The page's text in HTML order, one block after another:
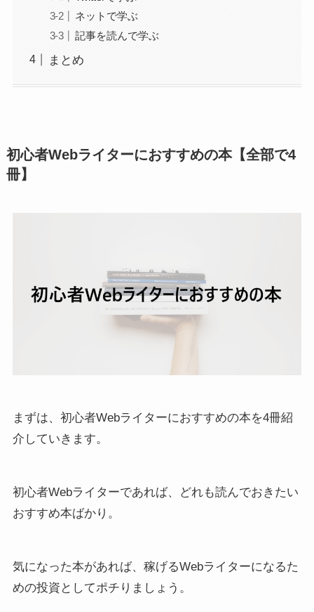
ネットで学ぶ
記事を読んで学ぶ
まとめ
初心者Webライターにおすすめの本【全部で4
冊】
まずは、初心者Webライターにおすすめの本を4冊紹
介していきます。
初心者Webライターであれば、どれも読んでおきたい
おすすめ本ばかり。
気になった本があれば、稼げるWebライターになるた
めの投資としてポチりましょう。